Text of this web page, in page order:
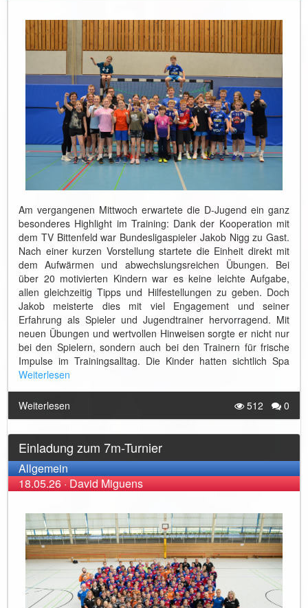
Am vergangenen Mittwoch erwartete die D-Jugend ein ganz
besonderes Highlight im Training: Dank der Kooperation mit
dem TV Bittenfeld war Bundesligaspieler Jakob Nigg zu Gast.
Nach einer kurzen Vorstellung startete die Einheit direkt mit
dem Aufwärmen und abwechslungsreichen Übungen. Bei
über 20 motivierten Kindern war es keine leichte Aufgabe,
allen gleichzeitig Tipps und Hilfestellungen zu geben. Doch
Jakob meisterte dies mit viel Engagement und seiner
Erfahrung als Spieler und Jugendtrainer hervorragend. Mit
neuen Übungen und wertvollen Hinweisen sorgte er nicht nur
bei den Spielern, sondern auch bei den Trainern für frische
Impulse im Trainingsalltag. Die Kinder hatten sichtlich Spa
Weiterlesen
Weiterlesen 512 0
Einladung zum 7m-Turnier
Allgemein
18.05.26·David Miguens